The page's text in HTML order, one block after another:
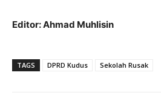
Editor: Ahmad Muhlisin
TAGS DPRD Kudus Sekolah Rusak